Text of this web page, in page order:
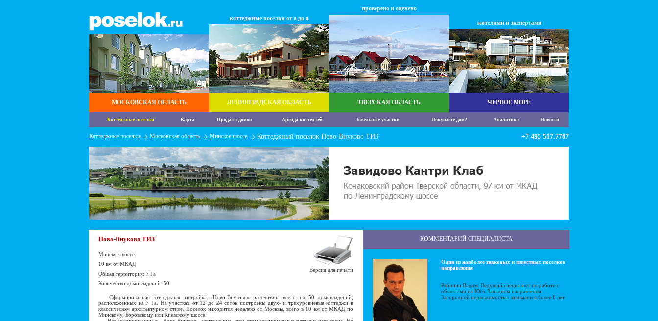
МОСКОВСКАЯ ОБЛАСТЬ
коттеджные поселки от а до я
ЛЕНИНГРАДСКАЯ ОБЛАСТЬ
проверено и оценено
ТВЕРСКАЯ ОБЛАСТЬ
жителями и экспертами
ЧЕРНОЕ МОРЕ
Коттеджные поселки Карта Продажа домов Аренда коттеджей Земельные участки Покупаете дом? Аналитика Новости
Коттеджные поселки Московская область Минское шоссе Коттеджный поселок Ново-Внуково ТИЗ +7 495 517.7787
Ново-Внуково ТИЗ
Минское шоссе
10 км от МКАД
Общая территория: 7 Га
Количество домовладений: 50
Версия для печати
Сформированная коттеджная застройка «Ново-Внуково» рассчитана всего на 50 домовладений,
расположенных на 7 Га. На участках от 12 до 24 соток построены двух- и трехуровневые коттеджи в
классическом архитектурном стиле. Поселок находится недалеко от Москвы, всего в 10 км от МКАД по
Минскому, Боровскому или Киевскому шоссе.
КОММЕНТАРИЙ СПЕЦИАЛИСТА
Один из наиболее знаковых и известных поселков
направления
Рябинин Вадим: Ведущий специалист по работе с
объектами на Юго-Западном направлении.
Загородной недвижимостью занимается более 8 лет.